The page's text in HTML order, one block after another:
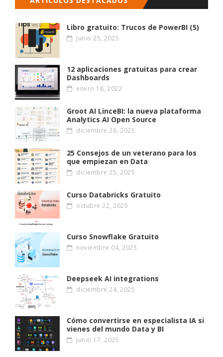
Libro gratuito: Trucos de PowerBI (5)
junio 25, 2025
12 aplicaciones gratuitas para crear
Dashboards
enero 18, 2022
Groot AI LinceBI: la nueva plataforma
Analytics AI Open Source
diciembre 26, 2025
25 Consejos de un veterano para los
que empiezan en Data
diciembre 25, 2025
Curso Databricks Gratuito
octubre 22, 2025
Curso Snowflake Gratuito
noviembre 04, 2025
Deepseek AI integrations
diciembre 24, 2025
Cómo convertirse en especialista IA si
vienes del mundo Data y BI
junio 17, 2025